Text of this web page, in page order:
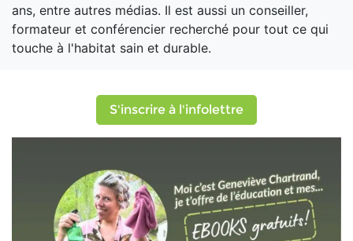
ans, entre autres médias. Il est aussi un conseiller,
formateur et conférencier recherché pour tout ce qui
touche à l'habitat sain et durable.
S'inscrire à l'infolettre